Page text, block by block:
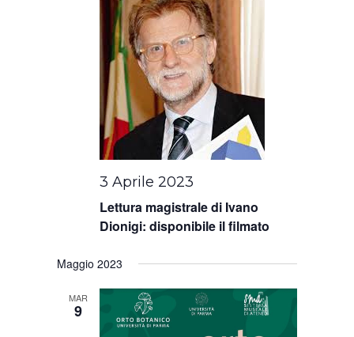
Lettura magistrale di Ivano
Dionigi: disponibile il filmato
3 Aprile 2023
Maggio 2023
MAR
9